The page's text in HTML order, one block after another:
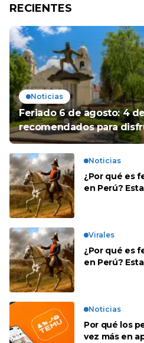
RECIENTES
Noticias
Feriado 6 de agosto: 4
recomendados para
Noticias
¿Por qué es
en Perú?
Virales
¿Por qué es
en Perú?
Noticias
Por qué los
vez más en